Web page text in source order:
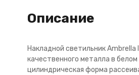
Описание
Накладной светильник
качественного металла в
цилиндрическая форма